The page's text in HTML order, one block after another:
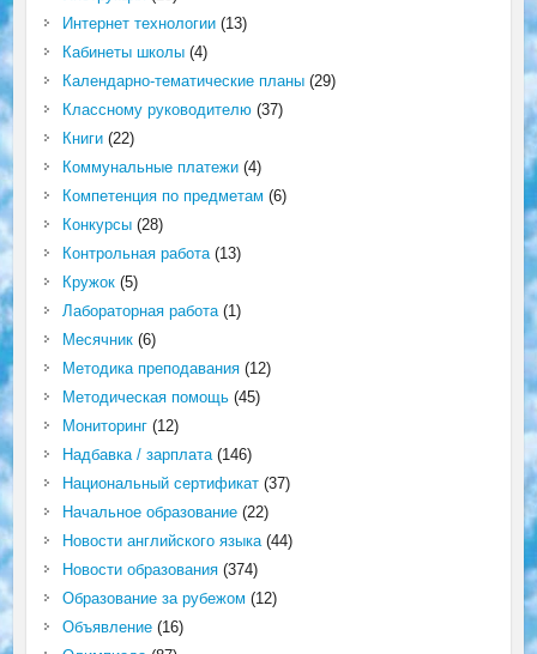
Интернет технологии(13)
Кабинеты школы(4)
Календарно-тематические планы(29)
Классному руководителю(37)
Книги(22)
Коммунальные платежи(4)
Компетенция по предметам (6)
Конкурсы(28)
Контрольная работа(13)
Кружок(5)
Лабораторная работа(1)
Месячник(6)
Методика преподавания(12)
Методическая помощь(45)
Мониторинг(12)
Надбавка / зарплата(146)
Национальный сертификат(37)
Начальное образование(22)
Новости английского языка(44)
Новости образования(374)
Образование за рубежом (12)
Объявление(16)